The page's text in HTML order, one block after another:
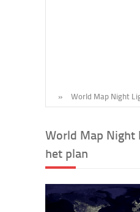
» World Map Night
World Map Night
het plan